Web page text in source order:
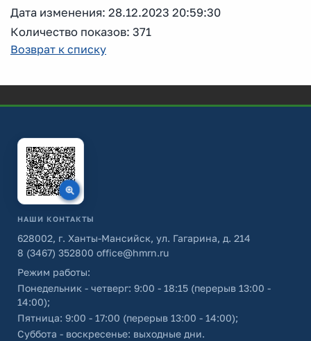
Дата изменения: 28.12.2023 20:59:30
Количество показов: 371
Возврат к списку
НАШИ КОНТАКТЫ
628002, г. Ханты-Мансийск, ул. Гагарина, д. 214
8 (3467) 352800 office@hmrn.ru
Режим работы:
Понедельник - четверг: 9:00 - 18:15 (перерыв 13:00 -
14:00);
Пятница: 9:00 - 17:00 (перерыв 13:00 - 14:00);
Суббота - воскресенье: выходные дни.